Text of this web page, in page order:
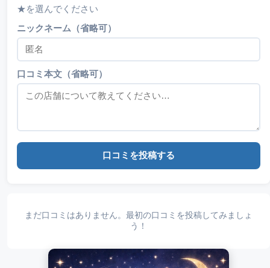
★を選んでください
ニックネーム（省略可）
口コミ本文（省略可）
口コミを投稿する
まだ口コミはありません。最初の口コミを投稿してみましょ
う！